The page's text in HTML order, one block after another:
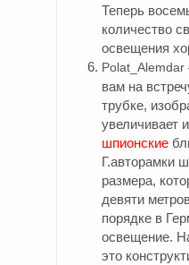
Теперь
количество
освещения
вам на
трубке,
увеличивает
шпионские
Г.авторамки
размера,
девяти
порядке в
освещение.
это